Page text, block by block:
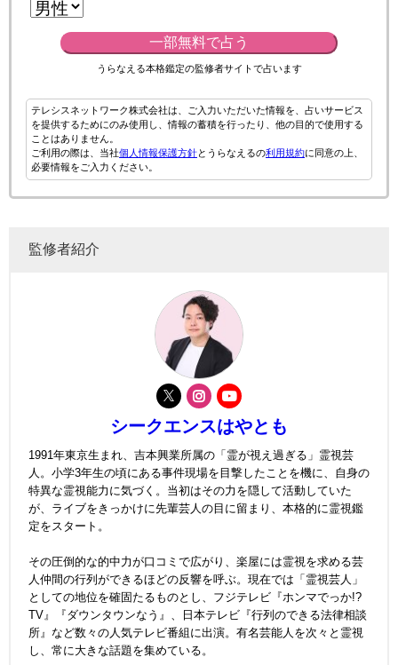
一部無料で占う
うらなえる本格鑑定の監修者サイトで占います
テレシスネットワーク株式会社は、ご入力いただいた情報を、占いサービス
を提供するためにのみ使用し、情報の蓄積を行ったり、他の目的で使用する
ことはありません。
ご利用の際は、当社個人情報保護方針とうらなえるの利用規約に同意の上、
必要情報をご入力ください。
監修者紹介
シークエンスはやとも
1991年東京生まれ、吉本興業所属の「霊が視え過ぎる」霊視芸
人。小学3年生の頃にある事件現場を目撃したことを機に、自身の
特異な霊視能力に気づく。当初はその力を隠して活動していた
が、ライブをきっかけに先輩芸人の目に留まり、本格的に霊視鑑
定をスタート。
その圧倒的な的中力が口コミで広がり、楽屋には霊視を求める芸
人仲間の行列ができるほどの反響を呼ぶ。現在では「霊視芸人」
としての地位を確固たるものとし、フジテレビ『ホンマでっか!?
TV』『ダウンタウンなう』、日本テレビ『行列のできる法律相談
所』など数々の人気テレビ番組に出演。有名芸能人を次々と霊視
し、常に大きな話題を集めている。